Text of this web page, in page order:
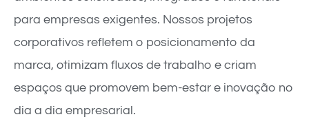
para empresas exigentes. Nossos projetos
corporativos refletem o posicionamento da
marca, otimizam fluxos de trabalho e criam
espaços que promovem bem-estar e inovação no
dia a dia empresarial.